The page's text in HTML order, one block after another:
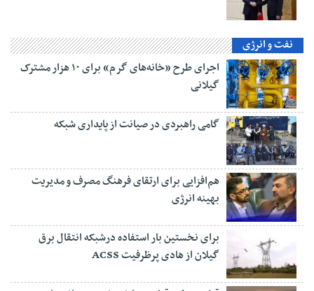
نفت و انرژی
اجرای طرح «خانه‌های گرم» برای ۱۰ هزار مشترک
گیلانی
گامی راهبردی در صیانت از پایداری شبکه
هم‌افزایی برای ارتقای فرهنگ مصرف و مدیریت
بهینه انرژی
برای نخستین بار استفاده درشبکه انتقال برق
گیلان از هادی پرظرفیت ACSS